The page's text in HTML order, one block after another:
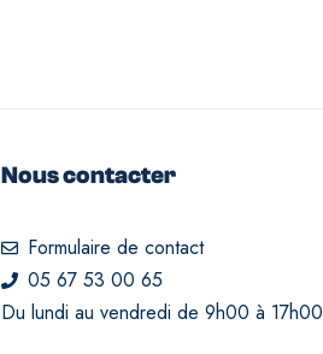
Nous contacter
Formulaire de contact
05 67 53 00 65
Du lundi au vendredi de 9h00 à 17h00